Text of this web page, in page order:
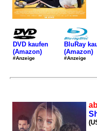
DVD kaufen
(Amazon)
#Anzeige
BluRay
(Amazon)
#Anzeige